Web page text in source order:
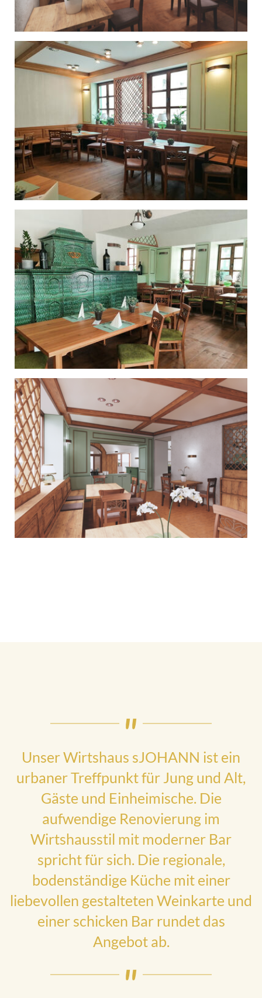
Unser Wirtshaus sJOHANN ist ein
urbaner Treffpunkt für Jung und Alt,
Gäste und Einheimische. Die
aufwendige Renovierung im
Wirtshausstil mit moderner Bar
spricht für sich. Die regionale,
bodenständige Küche mit einer
liebevollen gestalteten Weinkarte und
einer schicken Bar rundet das
Angebot ab.